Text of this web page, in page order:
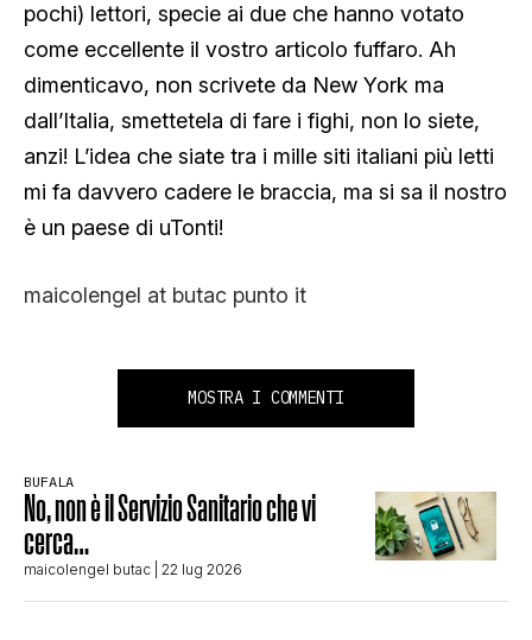
pochi) lettori, specie ai due che hanno votato
come eccellente il vostro articolo fuffaro. Ah
dimenticavo, non scrivete da New York ma
dall’Italia, smettetela di fare i fighi, non lo siete,
anzi! L’idea che siate tra i mille siti italiani più letti
mi fa davvero cadere le braccia, ma si sa il nostro
è un paese di uTonti!
maicolengel at butac punto it
MOSTRA I COMMENTI
BUFALA
No, non è il Servizio Sanitario che vi
cerca…
maicolengel butac | 22 lug 2026